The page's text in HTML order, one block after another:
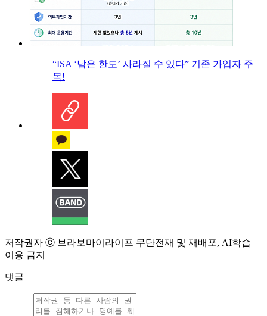
“ISA ‘남은 한도’ 사라질 수 있다” 기존 가입자 주
목!
저작권자 ⓒ 브라보마이라이프 무단전재 및 재배포, AI학습
이용 금지
댓글